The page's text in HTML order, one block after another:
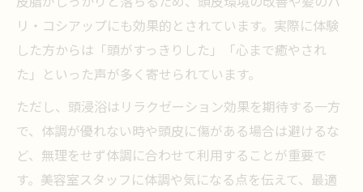
リ・コシアップにも効果的とされています。実際に体験
した方からは「頭がすっきりした」「心まで癒やされ
た」といった声が多く寄せられています。
ただし、頭浸浴はリラクゼーション効果を期待する一方
で、体調が優れない時や頭皮に傷がある場合は避けるな
ど、無理をせず体調に合わせて利用することが重要で
す。美容室スタッフに体調や気になる点を伝えて、最適